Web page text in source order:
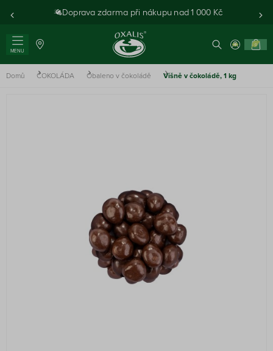
Doprava zdarma při nákupu nad 1 000 Kč
MENU
0
Domů ČOKOLÁDA Obaleno v čokoládě Višně v čokoládě, 1 kg